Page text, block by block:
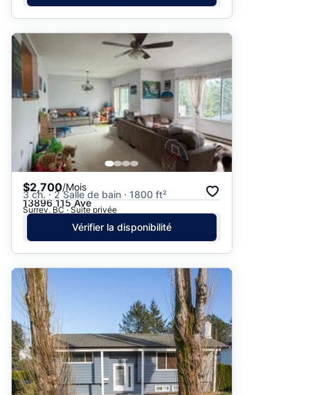
$2,700/Mois
3 ch. · 2 Salle de bain · 1800 ft²
13896 115 Ave
Surrey, BC · Suite privée
Vérifier la disponibilité